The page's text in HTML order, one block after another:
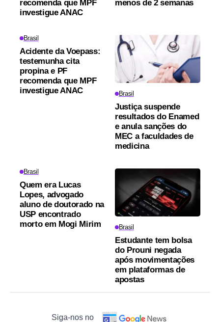
recomenda que MPF
investigue ANAC
menos de 2 semanas
Brasil
Acidente da Voepass:
testemunha cita
propina e PF
recomenda que MPF
investigue ANAC
Brasil
Justiça suspende
resultados do Enamed
e anula sanções do
MEC a faculdades de
medicina
Brasil
Quem era Lucas
Lopes, advogado
aluno de doutorado na
USP encontrado
morto em Mogi Mirim
Brasil
Estudante tem bolsa
do Prouni negada
após movimentações
em plataformas de
apostas
Siga-nos no